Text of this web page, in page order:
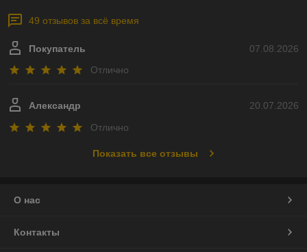
49 отзывов за всё время
07.08.2026
Покупатель
Отлично
20.07.2026
Александр
Отлично
Показать все отзывы
О нас
Контакты